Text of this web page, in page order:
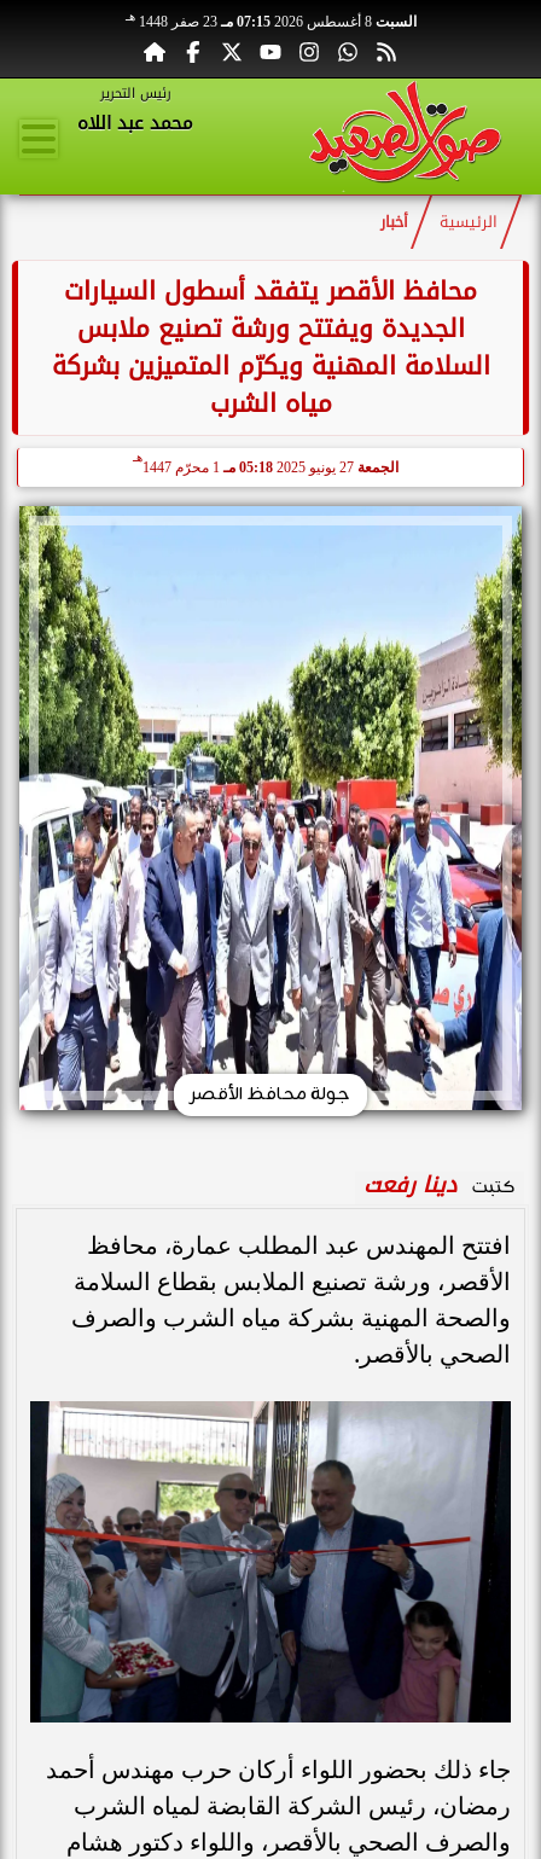
السبت 8 أغسطس 2026 07:15 مـ 23 صفر 1448 هـ
رئيس التحرير
محمد عبد اللاه
الرئيسية أخبار
محافظ الأقصر يتفقد أسطول السيارات
الجديدة ويفتتح ورشة تصنيع ملابس
السلامة المهنية ويكرّم المتميزين بشركة
مياه الشرب
الجمعة 05:18 مـ 1 محرّم 1447
هـ
جولة محافظ الأقصر
كتبت دينا رفعت
افتتح المهندس عبد المطلب عمارة، محافظ
الأقصر، ورشة تصنيع الملابس بقطاع السلامة
والصحة المهنية بشركة مياه الشرب والصرف
الصحي بالأقصر.
جاء ذلك بحضور اللواء أركان حرب مهندس أحمد
رمضان، رئيس الشركة القابضة لمياه الشرب
والصرف الصحي بالأقصر، واللواء دكتور هشام